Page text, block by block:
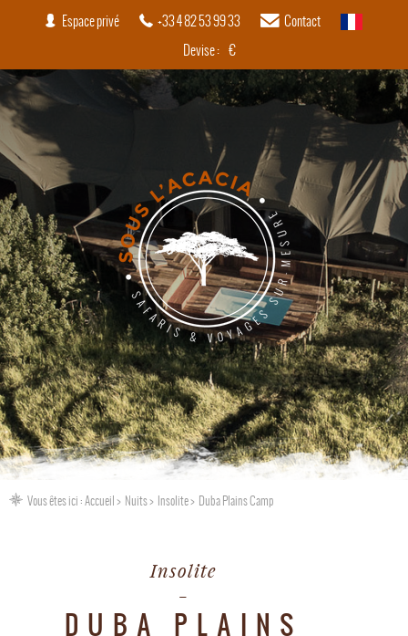
Espace privé +33 4 82 53 99 33 Contact
Devise : €
Vous êtes ici :Accueil Nuits Insolite Duba Plains Camp
Insolite
DUBA PLAINS